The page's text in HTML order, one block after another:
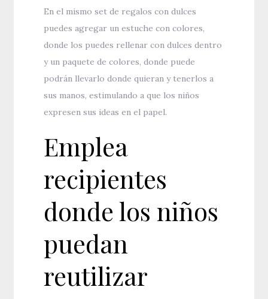
En el mismo set de regalos con dulces
puedes agregar un estuche con colores,
donde los puedes rellenar con dulces dentro
y un paquete de colores, donde puede
podrán llevarlo donde quieran y tenerlos a
sus manos, estimulando a que los niños
expresen sus ideas en el papel.
Emplea
recipientes
donde los niños
puedan
reutilizar